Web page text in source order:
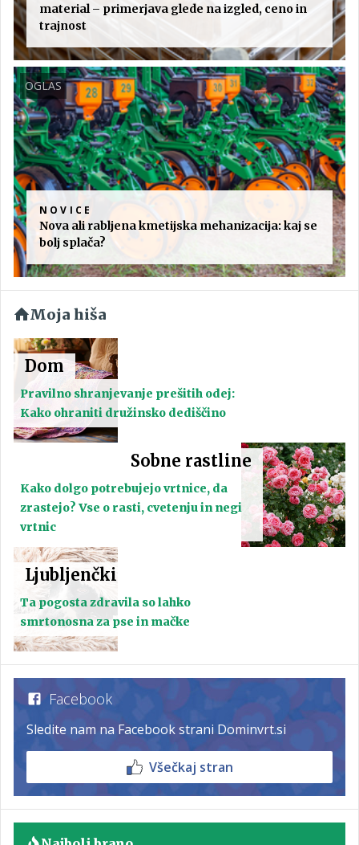
material – primerjava glede na izgled, ceno in
trajnost
OGLAS
NOVICE
Nova ali rabljena kmetijska mehanizacija: kaj se
bolj splača?
Moja hiša
Dom
Pravilno shranjevanje prešitih odej:
Kako ohraniti družinsko dediščino
Sobne rastline
Kako dolgo potrebujejo vrtnice, da
zrastejo? Vse o rasti, cvetenju in negi
vrtnic
Ljubljenčki
Ta pogosta zdravila so lahko
smrtonosna za pse in mačke
Facebook
Sledite nam na Facebook strani Dominvrt.si
Všečkaj stran